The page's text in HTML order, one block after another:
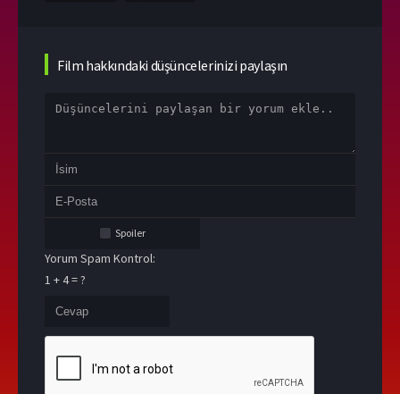
Film hakkındaki düşüncelerinizi paylaşın
Spoiler
Yorum Spam Kontrol:
1 + 4 = ?